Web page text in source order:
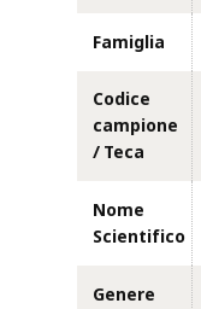
Famiglia
Codice
campione
/ Teca
Nome
Scientifico
Genere